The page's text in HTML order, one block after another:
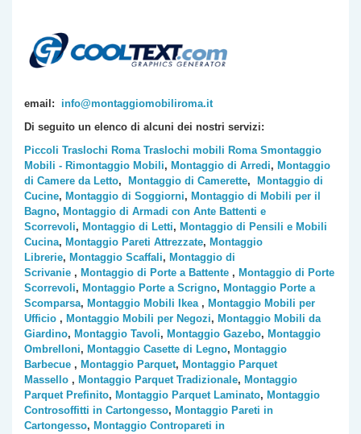
email: info@montaggiomobiliroma.it
Di seguito un elenco di alcuni dei nostri servizi:
Piccoli Traslochi Roma Traslochi mobili Roma Smontaggio
Mobili - Rimontaggio Mobili, Montaggio di Arredi, Montaggio
di Camere da Letto, Montaggio di Camerette,
Montaggio di
Cucine, Montaggio di Soggiorni, Montaggio di Mobili per il
Bagno, Montaggio di Armadi con Ante Battenti e
Scorrevoli, Montaggio di Letti, Montaggio di Pensili e Mobili
Cucina, Montaggio Pareti Attrezzate, Montaggio
Librerie, Montaggio Scaffali, Montaggio di
Scrivanie , Montaggio di Porte a Battente , Montaggio di Porte
Scorrevoli, Montaggio Porte a Scrigno, Montaggio Porte a
Scomparsa, Montaggio Mobili Ikea, Montaggio Mobili per
Ufficio , Montaggio Mobili per Negozi, Montaggio Mobili da
Giardino, Montaggio Tavoli, Montaggio Gazebo, Montaggio
Ombrelloni, Montaggio Casette di Legno, Montaggio
Barbecue , Montaggio Parquet, Montaggio Parquet
Massello , Montaggio Parquet Tradizionale, Montaggio
Parquet Prefinito, Montaggio Parquet Laminato, Montaggio
Controsoffitti in Cartongesso, Montaggio Pareti in
Cartongesso, Montaggio Contropareti in